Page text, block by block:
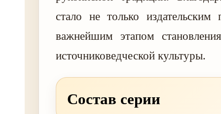
стало не только
важнейшим этапом
источниковедческой культуры.
Состав серии